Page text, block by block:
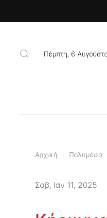
Πέμπτη, 6
Αρχική Πολυμέσα
Σαβ, Ιαν 11, 2025